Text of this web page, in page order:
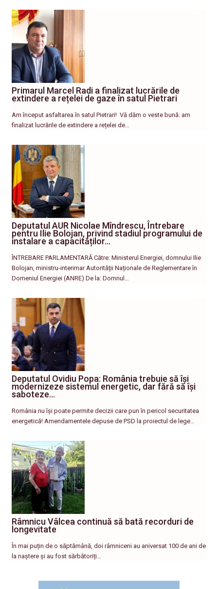
Primarul Marcel Radi a finalizat lucrările de
extindere a rețelei de gaze în satul Pietrari
Am început asfaltarea în satul Pietrari! ​ Vă dăm o veste bună: am
finalizat lucrările de extindere a rețelei de…
Deputatul AUR Nicolae Mîndrescu, Întrebare
pentru Ilie Bolojan, privind stadiul programului de
instalare a capacităților…
ÎNTREBARE PARLAMENTARĂ Către: Ministerul Energiei, domnului Ilie
Bolojan, ministru-interimar Autorității Naționale de Reglementare în
Domeniul Energiei (ANRE) De la: Domnul…
Deputatul Ovidiu Popa: România trebuie să își
modernizeze sistemul energetic, dar fără să își
saboteze…
România nu își poate permite decizii care pun în pericol securitatea
energetică! Amendamentele depuse de PSD la proiectul de lege…
Râmnicu Vâlcea continuă să bată recorduri de
longevitate
În mai puțin de o săptămână, doi râmniceni au aniversat 100 de ani de
la naștere și au fost sărbătoriți…